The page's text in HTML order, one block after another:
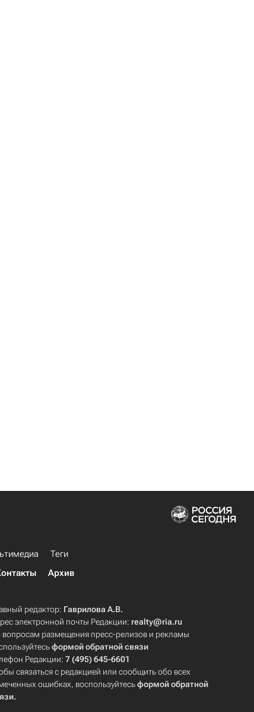
Теги
Архив
редактор: Гаврилова А.В.
электронной почты Редакции: realty@ria.ru
вопросам размещения пресс-релизов и рекламы
формой обратной связи
Редакции:7 (495) 645-6601
связаться с редакцией или сообщить обо всех
ошибках, воспользуйтесьформой обратной
.